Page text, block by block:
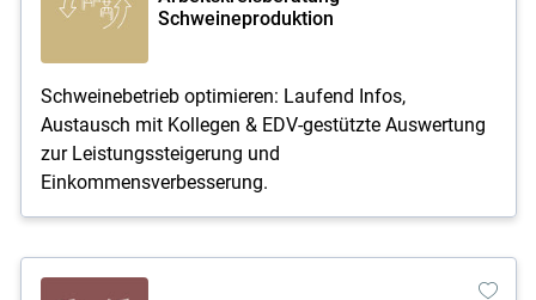
Schweineproduktion
Schweinebetrieb optimieren: Laufend Infos,
Austausch mit Kollegen & EDV-gestützte Auswertung
zur Leistungssteigerung und
Einkommensverbesserung.